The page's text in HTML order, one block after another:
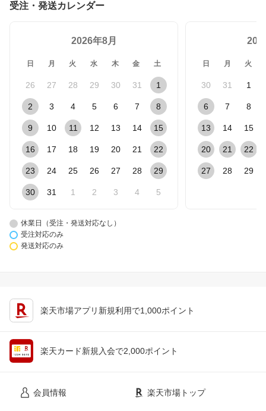
受注・発送カレンダー
2026年8月
日 月 火 水 木 金 土
26 27 28 29 30 31 1
2 3 4 5 6 7 8
9 10 11 12 13 14 15
16 17 18 19 20 21 22
23 24 25 26 27 28 29
30 31 1 2 3 4 5
日 月 火
30 31 1
6 7 8
13 14 15
20 21 22
27 28 29
休業日（受注・発送対応なし）
受注対応のみ
発送対応のみ
楽天市場アプリ新規利用で1,000ポイント
楽天カード新規入会で2,000ポイント
会員情報 楽天市場トップ